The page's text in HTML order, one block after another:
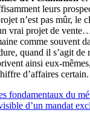
leurs
n’est pas mûr, le
vrai projet de
comme souvent
quand il s’agit de
ainsi eux-
d’affaires certain.
fondamentaux du
d’un mandat